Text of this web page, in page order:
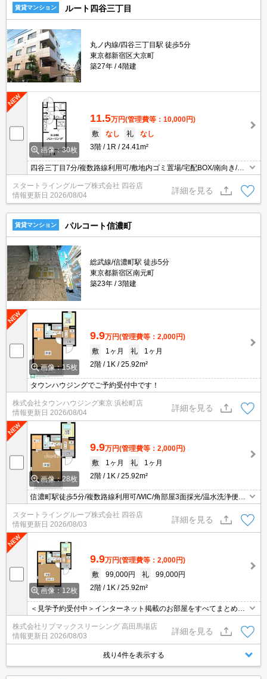
賃貸マンション ルート四谷三丁目
丸ノ内線/四谷三丁目駅 徒歩5分
東京都新宿区大京町
築27年
4階建
画像：30枚
11.5万円(管理費等：10,000円)
敷
なし 礼
なし
3階
1R 24.41m²
四谷三丁目7分/複数路線利用可/敷地内ゴミ置場/宅配BOX/南向き/WI
C/ペット相談可/都市ガス
スタートライングループ株式会社 四谷店
情報更新日 2026/08/04
詳細を見る
賃貸マンション パルコート信濃町
総武線/信濃町駅 徒歩5分
東京都新宿区南元町
築23年
3階建
画像：15枚
9.9万円(管理費等：2,000円)
敷
1ヶ月 礼
1ヶ月
2階
1K 25.92m²
タウンハウジングでご予約受付中です！
株式会社タウンハウジング東京 浜松町店
情報更新日 2026/08/04
詳細を見る
画像：28枚
9.9万円(管理費等：2,000円)
敷
1ヶ月 礼
1ヶ月
2階
1K 25.92m²
信濃町駅徒歩5分/複数路線利用可/WIC/角部屋3面採光/温水洗浄便座/
エアコン/モニター付きAL
スタートライングループ株式会社 四谷店
情報更新日 2026/08/03
詳細を見る
画像：12枚
9.9万円(管理費等：2,000円)
敷
99,000円 礼
99,000円
2階
1K 25.92m²
＜見学予約受付中＞インターネット掲載のお部屋をすべてまとめて
ご紹介可能！ 初期費用クレジット決済可！問合せ当日でもご予約可
能！他社掲載物件もまとめてご紹介可能です。オンライン案内可。
写真・動画送付、WEB契約等来店不要でご契約可能。セキュリティ
充実で安心！お気軽にご相談くださいませ。
株式会社リブマックスリーシング 高田馬場店
情報更新日 2026/08/03
詳細を見る
残り4件を表示する